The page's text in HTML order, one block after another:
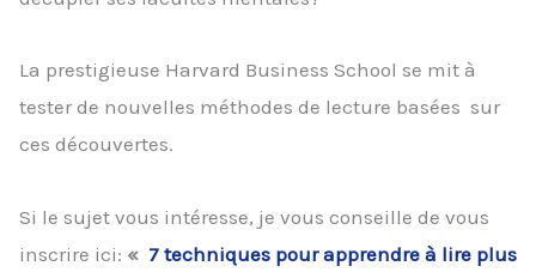
La prestigieuse Harvard Business School se mit à
tester de nouvelles méthodes de lecture basées sur
ces découvertes.
Si le sujet vous intéresse, je vous conseille de vous
inscrire ici: « 7 techniques pour apprendre à lire plus